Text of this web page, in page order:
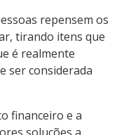
repensem os
tirando itens que
é realmente
ser considerada
financeiro e a
soluções a